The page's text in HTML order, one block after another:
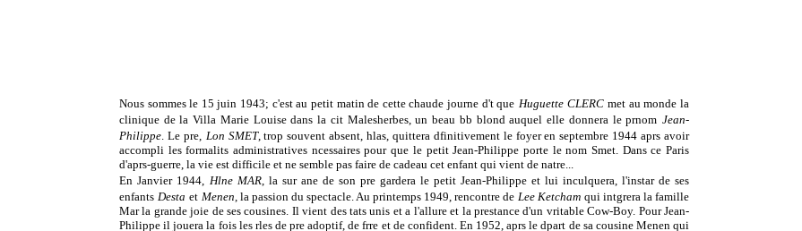
Nous sommes le 15 juin 1943; c'est au petit matin de cette chaude journe d't que Huguette CLERC met au monde la
clinique de la Villa Marie Louise dans la cit Malesherbes, un beau bb blond auquel elle donnera le prnom Jean-
Philippe. Le pre, Lon SMET, trop souvent absent, hlas, quittera dfinitivement le foyer en septembre 1944 aprs avoir
accompli les formalits administratives ncessaires pour que le petit Jean-Philippe porte le nom Smet. Dans ce Paris
d'aprs-guerre, la vie est difficile et ne semble pas faire de cadeau cet enfant qui vient de natre...
En Janvier 1944, Hlne MAR, la sur ane de son pre gardera le petit Jean-Philippe et lui inculquera, l'instar de ses
enfants Desta et Menen, la passion du spectacle. Au printemps 1949, rencontre de Lee Ketcham qui intgrera la famille
Mar la grande joie de ses cousines. Il vient des tats unis et a l'allure et la prestance d'un vritable Cow-Boy. Pour Jean-
Philippe il jouera la fois les rles de pre adoptif, de frre et de confident. En 1952, aprs le dpart de sa cousine Menen qui